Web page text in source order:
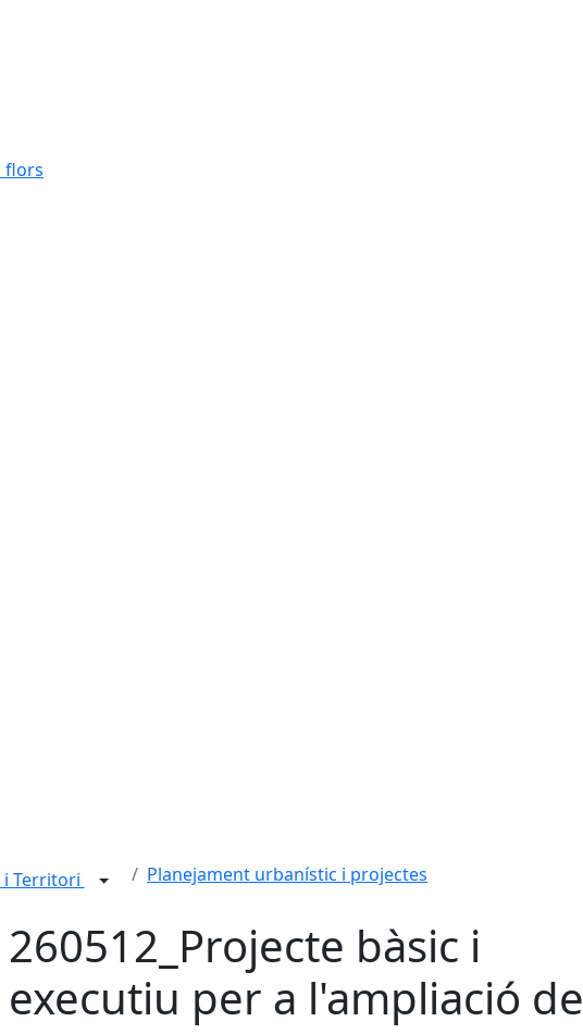
flors
Territori Planejament urbanístic i projectes
260512_Projecte bàsic i
executiu per a l'ampliació de